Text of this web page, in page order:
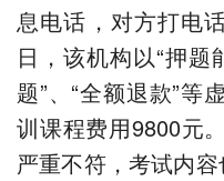
息电话，对方打电
日，该机构以“押题
题”、“全额退款”等
训课程费用9800元
严重不符，考试内